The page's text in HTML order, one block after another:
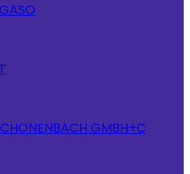
GMBH+C